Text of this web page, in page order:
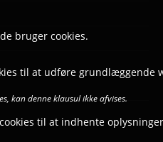
bruger cookies.
til at udføre grundlæggende
kan denne klausul ikke afvises.
til at indhente